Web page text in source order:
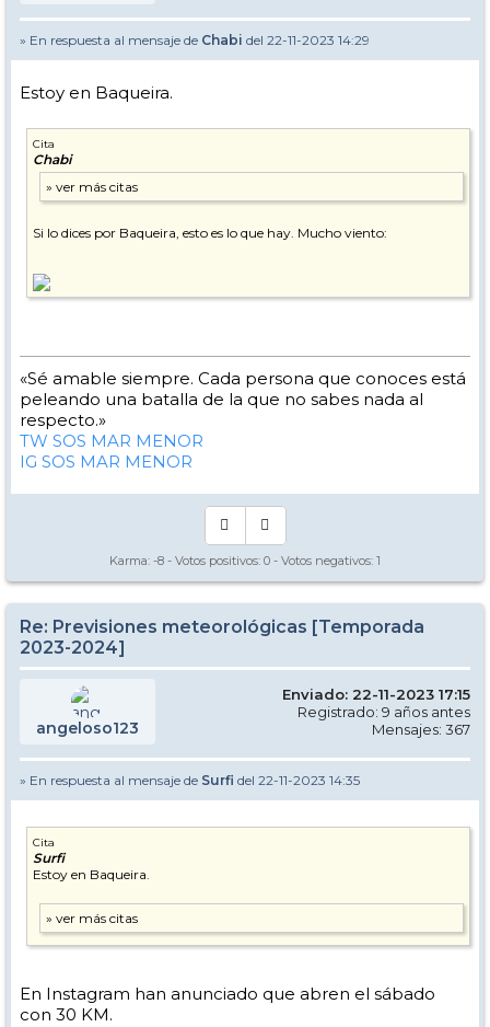
» En respuesta al mensaje de Chabi del 22-11-2023 14:29
Estoy en Baqueira.
Cita
Chabi
Si lo dices por Baqueira, esto es lo que hay. Mucho viento:
«Sé amable siempre. Cada persona que conoces está
peleando una batalla de la que no sabes nada al
respecto.»
TW SOS MAR MENOR
IG SOS MAR MENOR
Karma: -8 - Votos positivos: 0 - Votos negativos: 1
Re: Previsiones meteorológicas [Temporada
2023-2024]
angeloso123
Enviado: 22-11-2023 17:15
Registrado: 9 años antes
Mensajes: 367
» En respuesta al mensaje de Surfi del 22-11-2023 14:35
Cita
Surfi
Estoy en Baqueira.
En Instagram han anunciado que abren el sábado
con 30 KM.